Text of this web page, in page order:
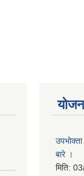
बारे ।
मिति: